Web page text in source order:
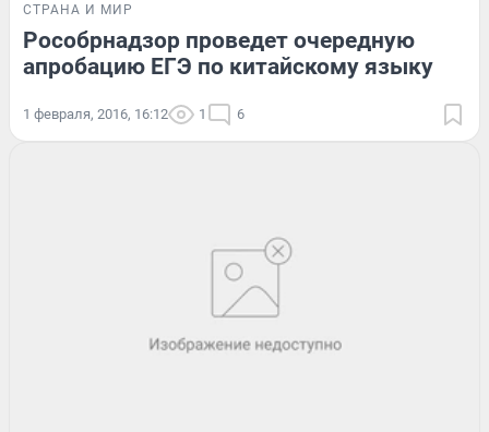
СТРАНА И МИР
Рособрнадзор проведет очередную
апробацию ЕГЭ по китайскому языку
1 февраля, 2016, 16:12 1 6